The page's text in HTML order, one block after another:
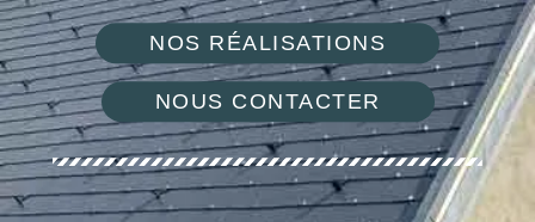
NOS RÉALISATIONS
NOUS CONTACTER